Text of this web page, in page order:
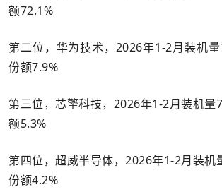
额72.1%
第二位，华为技术，2026年1-2月装机
份额7.9%
第三位，芯擎科技，2026年1-2月装机量
额5.3%
第四位，超威半导体，2026年1-2月装机
份额4.2%